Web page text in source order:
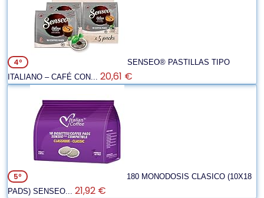
4º
SENSEO® PASTILLAS TIPO
ITALIANO – CAFÉ CON...
20,61 €
5º
180 MONODOSIS CLASICO (10X18
PADS) SENSEO...
21,92 €